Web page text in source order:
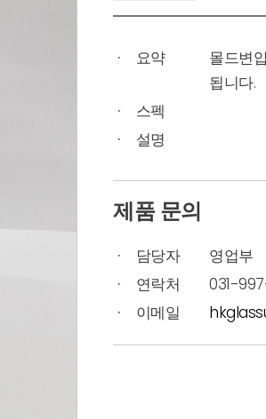
요약
몰드변
됩니다.
스펙
설명
제품 문의
담당자
영업부
연락처
031-
이메일